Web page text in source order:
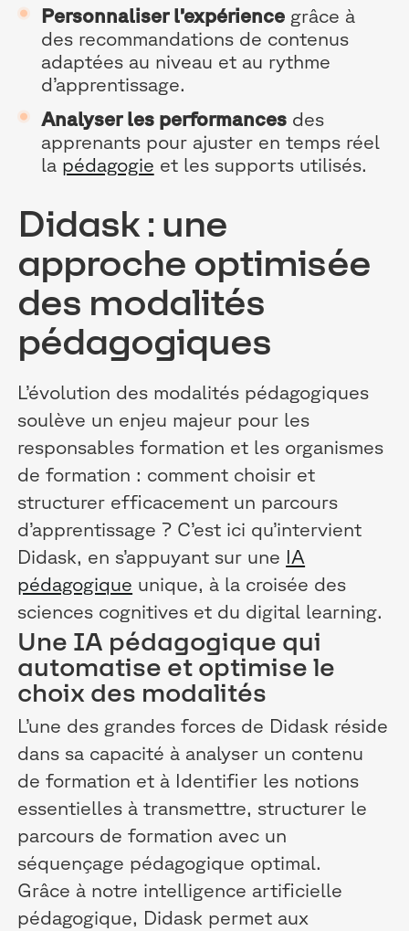
Personnaliser l’expériencegrâce à
des recommandations de contenus
adaptées au niveau et au rythme
d’apprentissage.
Analyser les performancesdes
apprenants pour ajuster en temps réel
la pédagogie et les supports utilisés.
Didask : une
approche optimisée
des modalités
pédagogiques
L’évolution des modalités pédagogiques
soulève un enjeu majeur pour les
responsables formation et les organismes
de formation : comment choisir et
structurer efficacement un parcours
d’apprentissage ? C’est ici qu’intervient
Didask, en s’appuyant sur une IA
pédagogique unique, à la croisée des
sciences cognitives et du digital learning.
Une IA pédagogique qui
automatise et optimise le
choix des modalités
L’une des grandes forces de Didask réside
dans sa capacité à analyser un contenu
de formation et à Identifier les notions
essentielles à transmettre, structurer le
parcours de formation avec un
séquençage pédagogique optimal.
Grâce à notre intelligence artificielle
pédagogique, Didask permet aux